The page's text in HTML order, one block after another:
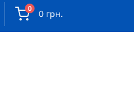
0 0 грн.